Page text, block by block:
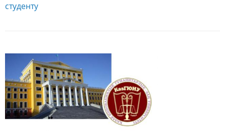
студенту